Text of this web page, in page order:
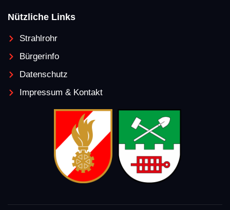
Nützliche Links
Strahlrohr
Bürgerinfo
Datenschutz
Impressum & Kontakt